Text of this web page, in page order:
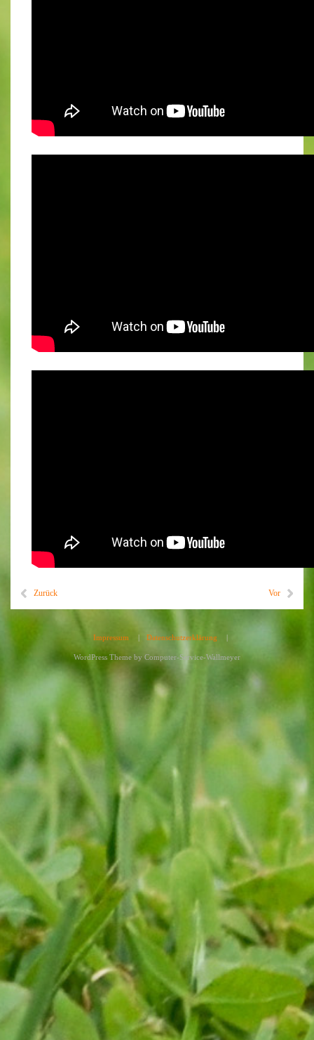
Zurück Vor
Impressum | Datenschutzerklärung |
WordPress Theme by Computer-Service-Wallmeyer